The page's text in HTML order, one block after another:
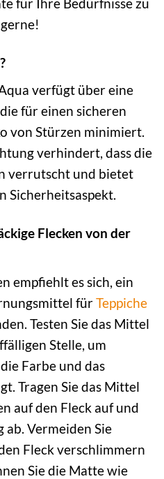
verfügt über eine
für einen sicheren
von Stürzen minimiert.
verhindert, dass die
verrutscht und bietet
Sicherheitsaspekt.
Flecken von der
empfiehlt es sich, ein
fürTeppiche
Testen Sie das Mittel
Stelle, um
Farbe und das
Tragen Sie das Mittel
auf den Fleck auf und
Vermeiden Sie
Fleck verschlimmern
Sie die Matte wie